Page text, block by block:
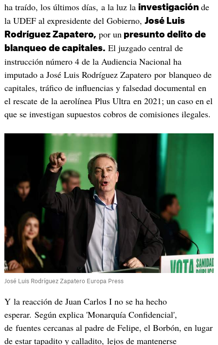
ha traído, los últimos días, a la luz la investigación de
la UDEF al expresidente del Gobierno, José Luis
Rodríguez Zapatero, por un presunto delito de
blanqueo de capitales. El juzgado central de
instrucción número 4 de la Audiencia Nacional ha
imputado a José Luis Rodríguez Zapatero por blanqueo de
capitales, tráfico de influencias y falsedad documental en
el rescate de la aerolínea Plus Ultra en 2021; un caso en el
que se investigan supuestos cobros de comisiones ilegales.
José Luis Rodríguez Zapatero Europa Press
Y la reacción de Juan Carlos I no se ha hecho
esperar. Según explica 'Monarquía Confidencial',
de fuentes cercanas al padre de Felipe, el Borbón, en lugar
de estar tapadito y calladito, lejos de mantenerse